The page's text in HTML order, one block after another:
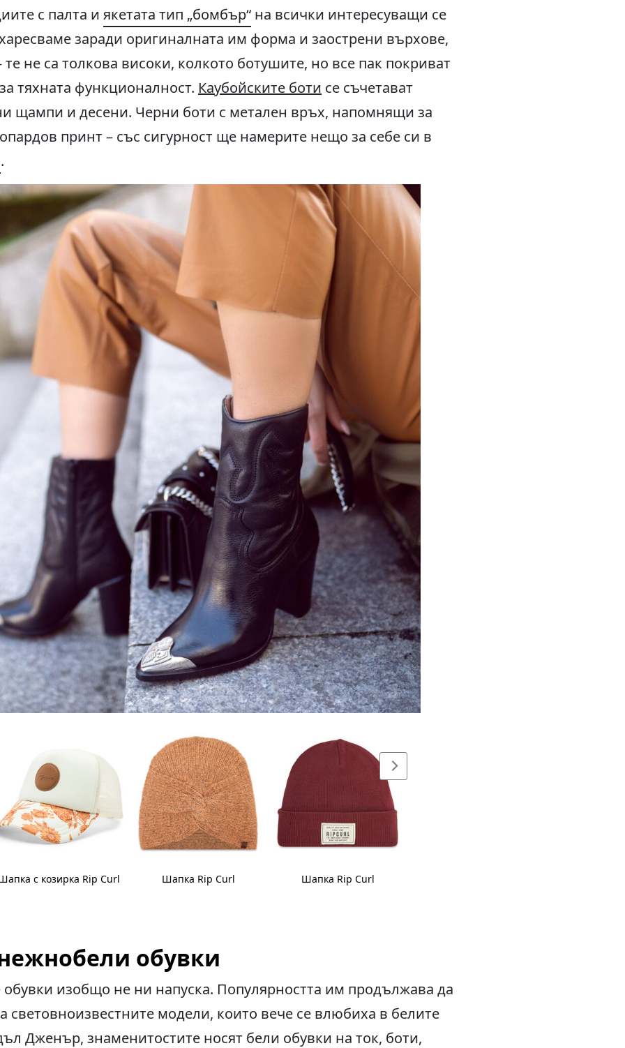
с палта и якетата тип „бомбър“ на всички интересуващи се
заради оригиналната им форма и заострени върхове,
те не са толкова високи, колкото ботушите, но все пак покриват
тяхната функционалност. Каубойските боти се съчетават
щампи и десени. Черни боти с метален връх, напомнящи за
принт – със сигурност ще намерите нещо за себе си в
.
с козирка Rip Curl Шапка Rip Curl Шапка Rip Curl
обувки
изобщо не ни напуска. Популярността им продължава да
световноизвестните модели, които вече се влюбиха в белите
Дженър, знаменитостите носят бели обувки на ток, боти,